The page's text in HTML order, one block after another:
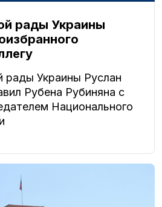
рады Украины
рады Украины Руслан
Рубена Рубиняна с
Национального